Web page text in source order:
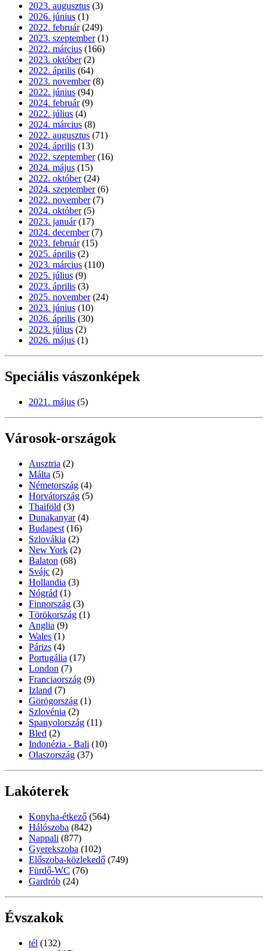
2023. augusztus (3)
2026. június (1)
2022. február (249)
2023. szeptember (1)
2022. március (166)
2023. október (2)
2022. április (64)
2023. november (8)
2022. június (94)
2024. február (9)
2022. július (4)
2024. március (8)
2022. augusztus (71)
2024. április (13)
2022. szeptember (16)
2024. május (15)
2022. október (24)
2024. szeptember (6)
2022. november (7)
2024. október (5)
2023. január (17)
2024. december (7)
2023. február (15)
2025. április (2)
2023. március (110)
2025. július (9)
2023. április (3)
2025. november (24)
2023. június (10)
2026. április (30)
2023. július (2)
2026. május (1)
Speciális vászonképek
2021. május (5)
Városok-országok
Ausztria (2)
Málta (5)
Németország (4)
Horvátország (5)
Thaiföld (3)
Dunakanyar (4)
Budapest (16)
Szlovákia (2)
New York (2)
Balaton (68)
Svájc (2)
Hollandia (3)
Nógrád (1)
Finnország (3)
Törökország (1)
Anglia (9)
Wales (1)
Párizs (4)
Portugália (17)
London (7)
Franciaország (9)
Izland (7)
Görögország (1)
Szlovénia (2)
Spanyolország (11)
Bled (2)
Indonézia - Bali (10)
Olaszország (37)
Lakóterek
Konyha-étkező (564)
Hálószoba (842)
Nappali (877)
Gyerekszoba (102)
Előszoba-közlekedő (749)
Fürdő-WC (76)
Gardrób (24)
Évszakok
tél (132)